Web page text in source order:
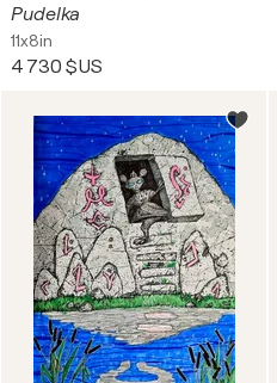
Pudelka
11x8in
4 730 $US